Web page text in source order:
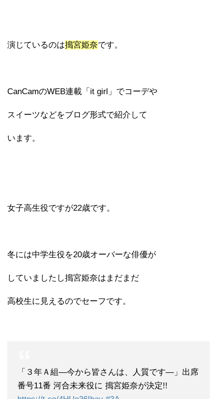
演じているのは搗宮姫奈です。
CanCamのWEB連載「it girl」でコーデや
スイーツなどをブログ形式で紹介して
います。
女子高生役ですが22歳です。
冬には中学生役を20歳オーバーな俳優が
していましたし搗宮姫奈はまだまだ
高校生に見えるのでセーフです。
「３年Ａ組―今から皆さんは、人質です―」出席
番号11番 河合未来役に 搗宮姫奈が決定!!